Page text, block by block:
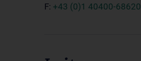
F: +43 (0)1 40400-68620